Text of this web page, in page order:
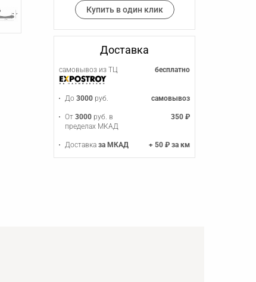
Купить в один клик
Доставка
самовывоз из ТЦ бесплатно
До3000 руб. самовывоз
От3000 руб. в
пределах МКАД
350 ₽
Доставказа МКАД + 50 ₽ за км